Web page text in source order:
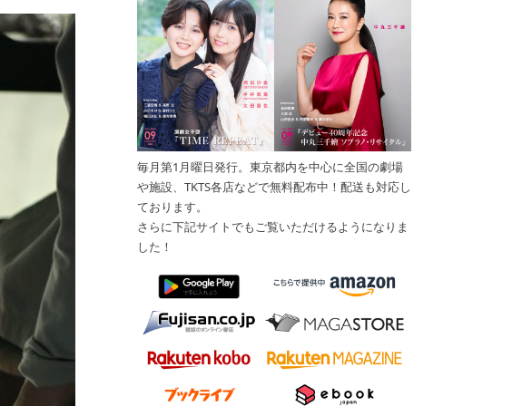
毎月第1月曜日発行。東京都内を中心に全国の劇場
や施設、TKTS各店などで無料配布中！配送も対応し
ております。
さらに下記サイトでもご覧いただけるようになりま
した！